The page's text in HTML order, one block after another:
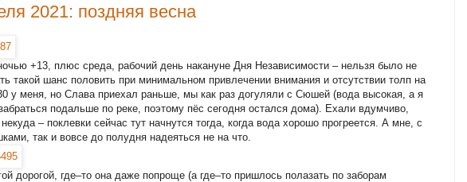
2021: поздняя весна
+13, плюс среда, рабочий день накануне Дня Независимости – нельзя было не
такой шанс половить при минимальном привлечении внимания и отсутствии толп на
у меня, но Слава приехал раньше, мы как раз догуляли с Сюшей (вода высокая, а я
подальше по реке, поэтому пёс сегодня остался дома). Ехали вдумчиво,
– поклевки сейчас тут начнутся тогда, когда вода хорошо прогреется. А мне, с
так и вовсе до полудня надеяться не на что.
дорогой, где–то она даже попроще (а где–то пришлось полазать по заборам